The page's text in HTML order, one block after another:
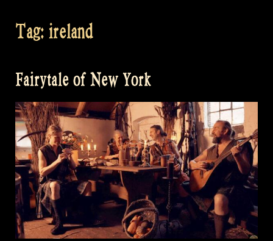
Tag: ireland
Fairytale of New York